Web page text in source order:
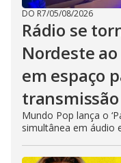
DO R7/05/08/2026
Rádio se
Nordeste
em espaço
Mundo Pop lança o
simultânea em áudio